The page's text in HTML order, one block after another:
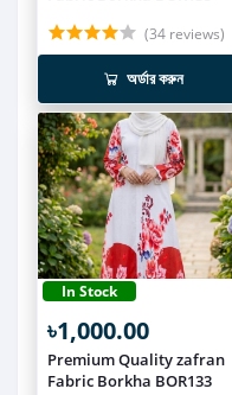
(34 reviews)
অর্ডার করুন
In Stock
৳1,000.00
Premium Quality zafran
Fabric Borkha BOR133